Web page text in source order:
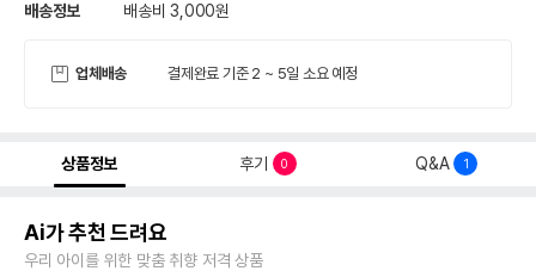
배송정보 배송비 3,000원
업체배송 결제완료 기준 2 ~ 5일 소요 예정
상품정보 후기 0 Q&A 1
Ai가 추천 드려요
우리 아이를 위한 맞춤 취향 저격 상품